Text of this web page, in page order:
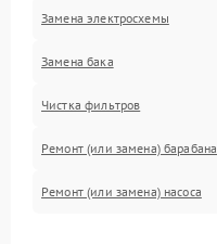
Замена электросхемы
Замена бака
Чистка фильтров
Ремонт (или замена) барабана
Ремонт (или замена) насоса